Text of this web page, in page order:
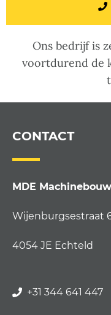
Ons bedrijf is
voortdurend de
CONTACT
MDE
Wijenburgsestraat
4054 JE Echteld
+31 344 641 447